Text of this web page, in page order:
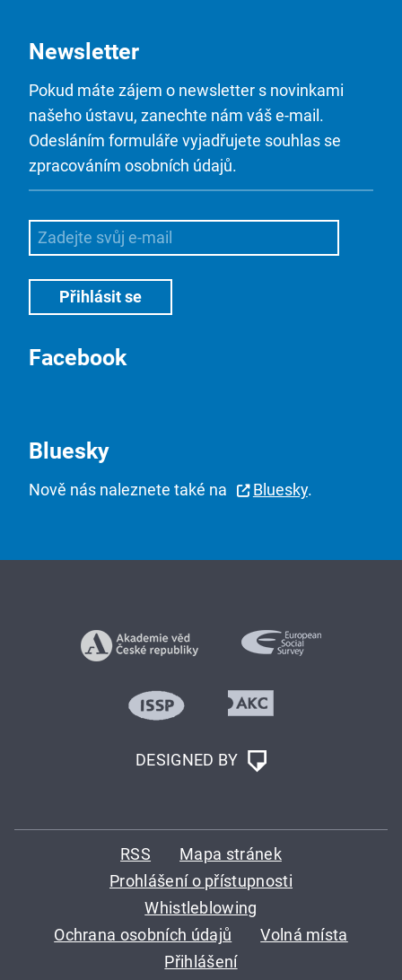
Newsletter
Pokud máte zájem o newsletter s novinkami
našeho ústavu, zanechte nám váš e-mail.
Odesláním formuláře vyjadřujete souhlas se
zpracováním osobních údajů.
Facebook
Bluesky
Nově nás naleznete také na Bluesky.
DESIGNED BY
RSS
Mapa stránek
Prohlášení o přístupnosti
Whistleblowing
Ochrana osobních údajů
Volná místa
Přihlášení